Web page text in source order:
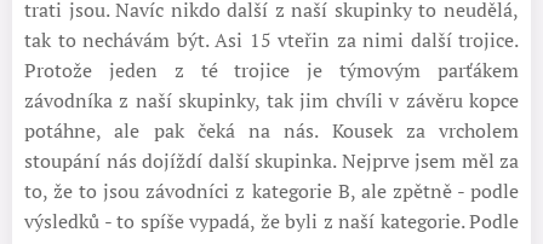
trati jsou. Navíc nikdo další z naší skupinky to neudělá,
tak to nechávám být. Asi 15 vteřin za nimi další trojice.
Protože jeden z té trojice je týmovým parťákem
závodníka z naší skupinky, tak jim chvíli v závěru kopce
potáhne, ale pak čeká na nás. Kousek za vrcholem
stoupání nás dojíždí další skupinka. Nejprve jsem měl za
to, že to jsou závodníci z kategorie B, ale zpětně - podle
výsledků - to spíše vypadá, že byli z naší kategorie. Podle